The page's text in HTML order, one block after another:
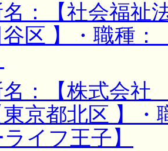
：【社会福祉
区 】・職種：
名：【株式会
京都北区 】
イフ王子】